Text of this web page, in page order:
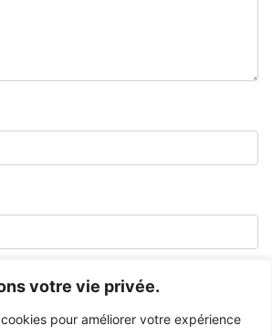
votre vie privée.
pour améliorer votre expérience